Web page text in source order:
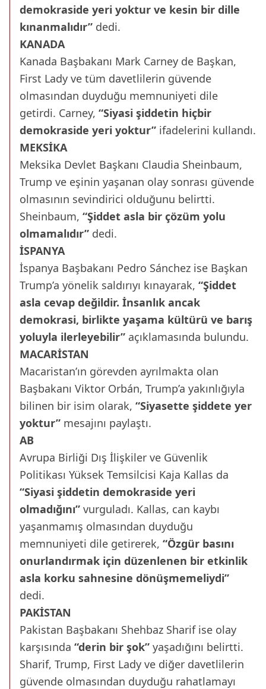
demokraside yeri yoktur ve kesin bir dille
kınanmalıdır” dedi.
KANADA
Kanada Başbakanı Mark Carney de Başkan,
First Lady ve tüm davetlilerin güvende
olmasından duyduğu memnuniyeti dile
getirdi. Carney, “Siyasi şiddetin hiçbir
demokraside yeri yoktur” ifadelerini kullandı.
MEKSİKA
Meksika Devlet Başkanı Claudia Sheinbaum,
Trump ve eşinin yaşanan olay sonrası güvende
olmasının sevindirici olduğunu belirtti.
Sheinbaum, “Şiddet asla bir çözüm yolu
olmamalıdır” dedi.
İSPANYA
İspanya Başbakanı Pedro Sánchez ise Başkan
Trump’a yönelik saldırıyı kınayarak, “Şiddet
asla cevap değildir. İnsanlık ancak
demokrasi, birlikte yaşama kültürü ve barış
yoluyla ilerleyebilir” açıklamasında bulundu.
MACARİSTAN
Macaristan’ın görevden ayrılmakta olan
Başbakanı Viktor Orbán, Trump’a yakınlığıyla
bilinen bir isim olarak, “Siyasette şiddete yer
yoktur” mesajını paylaştı.
AB
Avrupa Birliği Dış İlişkiler ve Güvenlik
Politikası Yüksek Temsilcisi Kaja Kallas da
“Siyasi şiddetin demokraside yeri
olmadığını” vurguladı. Kallas, can kaybı
yaşanmamış olmasından duyduğu
memnuniyeti dile getirerek, “Özgür basını
onurlandırmak için düzenlenen bir etkinlik
asla korku sahnesine dönüşmemeliydi”
dedi.
PAKİSTAN
Pakistan Başbakanı Shehbaz Sharif ise olay
karşısında “derin bir şok” yaşadığını belirtti.
Sharif, Trump, First Lady ve diğer davetlilerin
güvende olmasından duyduğu rahatlamayı